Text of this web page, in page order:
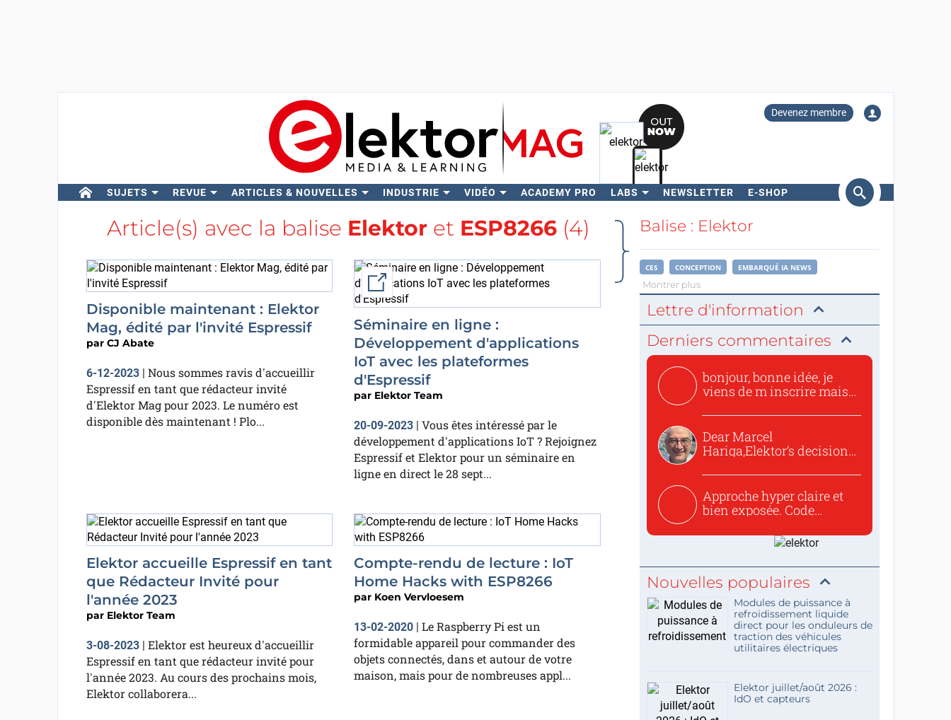
Devenez membre
SUJETS REVUE ARTICLES & NOUVELLES INDUSTRIE VIDÉO ACADEMY PRO LABS NEWSLETTER E-SHOP
Rechercher
Article(s) avec la balise Elektor et ESP8266 (4)
Disponible maintenant : Elektor
Mag, édité par l'invité Espressif
par CJ Abate
6-12-2023| Nous sommes ravis d'accueillir
Espressif en tant que rédacteur invité
d'Elektor Mag pour 2023. Le numéro est
disponible dès maintenant ! Plo...
External link
Séminaire en ligne :
Développement d'applications
IoT avec les plateformes
d'Espressif
par Elektor Team
20-09-2023 | Vous êtes intéressé par le
développement d'applications IoT ? Rejoignez
Espressif et Elektor pour un séminaire en
ligne en direct le 28 sept...
Elektor accueille Espressif en tant
que Rédacteur Invité pour
l'année 2023
par Elektor Team
3-08-2023| Elektor est heureux d'accueillir
Espressif en tant que rédacteur invité pour
l'année 2023. Au cours des prochains mois,
Elektor collaborera...
Compte-rendu de lecture : IoT
Home Hacks with ESP8266
par Koen Vervloesem
13-02-2020 | Le Raspberry Pi est un
formidable appareil pour commander des
objets connectés, dans et autour de votre
maison, mais pour de nombreuses appl...
Balise : Elektor
CES CONCEPTION EMBARQUÉ IA NEWS
Montrer plus
Lettre d'information
Derniers commentaires
bonjour, bonne idée, je
viens de m inscrire mais
Dear Marcel
Hariga,Elektor’s decision
Approche hyper claire et
bien exposée. Code
Nouvelles populaires
Modules de puissance à
refroidissement liquide
direct pour les onduleurs de
traction des véhicules
utilitaires électriques
Elektor juillet/août 2026 :
IdO et capteurs